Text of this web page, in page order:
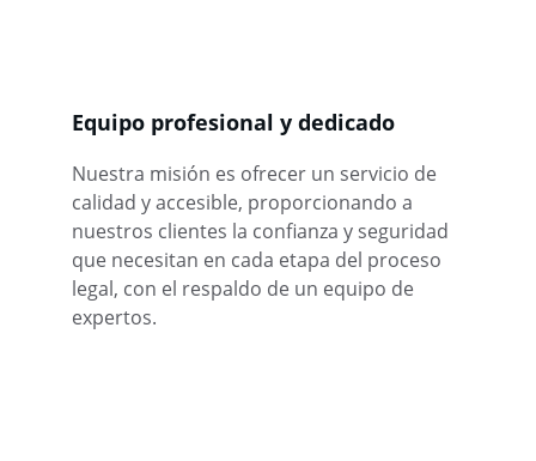
Equipo profesional y dedicado
Nuestra misión es ofrecer un servicio de
calidad y accesible, proporcionando a
nuestros clientes la confianza y seguridad
que necesitan en cada etapa del proceso
legal, con el respaldo de un equipo de
expertos.